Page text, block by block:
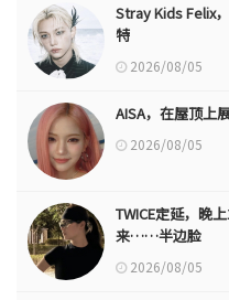
Stray Kids Felix
特
2026/08/05
AISA，在屋顶上
2026/08/05
TWICE定延，晚
来……半边脸
2026/08/05